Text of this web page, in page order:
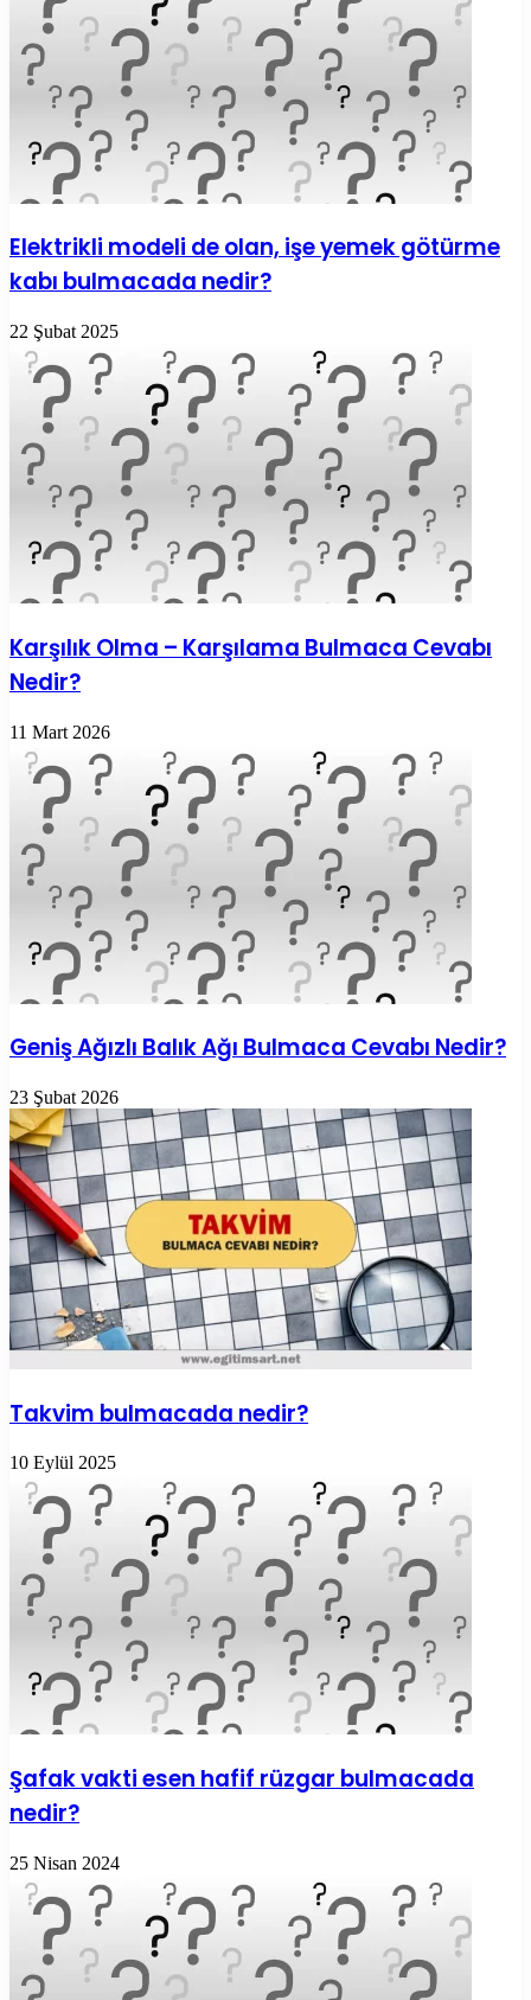
Elektrikli modeli de olan, işe yemek götürme
kabı bulmacada nedir?
22 Şubat 2025
Karşılık Olma – Karşılama Bulmaca Cevabı
Nedir?
11 Mart 2026
Geniş Ağızlı Balık Ağı Bulmaca Cevabı Nedir?
23 Şubat 2026
Takvim bulmacada nedir?
10 Eylül 2025
Şafak vakti esen hafif rüzgar bulmacada
nedir?
25 Nisan 2024